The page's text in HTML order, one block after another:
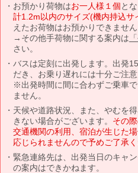
お預かり荷物はお一人様１個と
計1.2m以内のサイズ(機内持込サ
えたお荷物はお預かりできません
→その他手荷物に関する案内は
さい。
バスは定刻に出発します。出発
だき、お乗り遅れには十分ご注意
※出発時間に間に合わずご乗車
ません。
天候や道路状況、また、やむを
きない場合がございます。 その
交通機関の利用、宿泊が生じた
応じられませんので予めご了承く
緊急連絡先は、出発当日のキャ
の案内はできかねます。